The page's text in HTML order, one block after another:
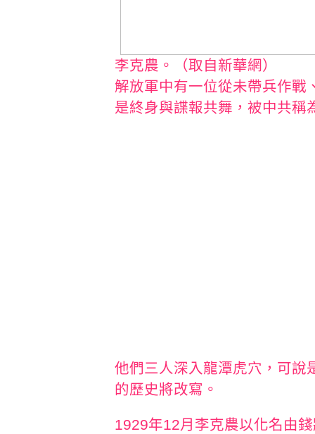
李克農。（取自新華網）
解放軍中有一位從未帶兵作戰
是終身與諜報共舞，被中共稱
他們三人深入龍潭虎穴，可說
的歷史將改寫。
1929年12月李克農以化名由